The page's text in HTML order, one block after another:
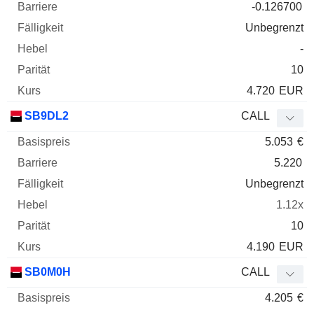
-0.126700
Unbegrenzt
-
10
4.720 EUR
SB9DL2 CALL
5.053 €
5.220
Unbegrenzt
1.12x
10
4.190 EUR
SB0M0H CALL
4.205 €